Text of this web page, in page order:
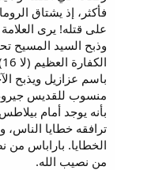
فأكثر، إذ يشتاق
على قتله! يرى
وذبح السيد المسيح
باسم عزازيل
منسوب للقديس
بأنه يوجد أمام
ترافقه خطايا
الخطايا. باراباس
من نصيب الله.